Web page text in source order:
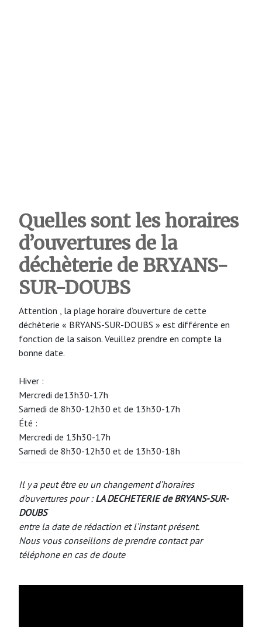
Quelles sont les horaires
d’ouvertures de la
déchèterie de BRYANS-
SUR-DOUBS
Attention , la plage horaire d’ouverture de cette
déchèterie « BRYANS-SUR-DOUBS » est différente en
fonction de la saison. Veuillez prendre en compte la
bonne date.
Hiver :
Mercredi de13h30-17h
Samedi de 8h30-12h30 et de 13h30-17h
Été :
Mercredi de 13h30-17h
Samedi de 8h30-12h30 et de 13h30-18h
Il y a peut être eu un changement d’horaires
d’ouvertures pour : LA DECHETERIE de BRYANS-SUR-
DOUBS
entre la date de rédaction et l’instant présent.
Nous vous conseillons de prendre contact par
téléphone en cas de doute